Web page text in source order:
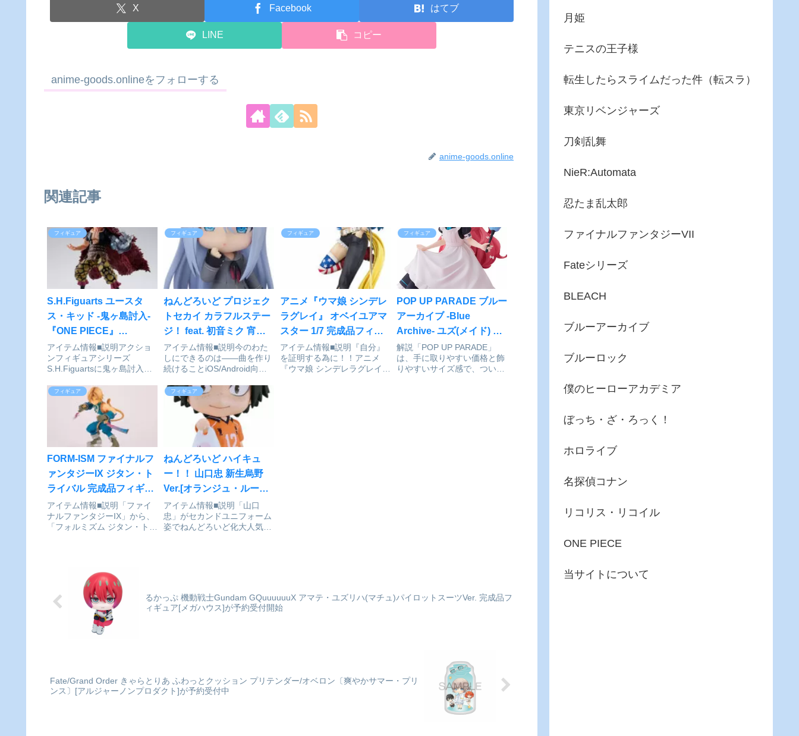
X Facebook はてブ
LINE コピー
anime-goods.onlineをフォローする
anime-goods.online
関連記事
フィギュア
S.H.Figuarts ユースタ
ス・キッド -鬼ヶ島討入-
『ONE PIECE』
[BANDAI SPIRITS]が予
約受付中
アイテム情報■説明アクショ
ンフィギュアシリーズ
S.H.Figuartsに鬼ヶ島討入衣
が登場！TVアニメ『ONE
PIECE』より「ユースタス・
キッド」が鬼ヶ島討入衣装で
S.H.Figuartsに登場！可動ギ
ミックを...
フィギュア
ねんどろいど プロジェク
トセカイ カラフルステー
ジ！ feat. 初音ミク 宵崎
奏[グッドスマイルカンパ
ニー]が予約受付中
アイテム情報■説明今のわた
しにできるのは――曲を作り
続けることiOS/Android向け
ム『プロジェクトセカイ カラ
フルステージ!feat.初音ミク』
より、『25時、ナイトコード
で。』の作曲担当「宵崎奏」
がねんどろ...
フィギュア
アニメ『ウマ娘 シンデレ
ラグレイ』 オベイユアマ
スター 1/7 完成品フィギ
ュア[ファット・カンパニ
ー]が予約受付中
アイテム情報■説明『自分』
を証明する為に！！アニメ
『ウマ娘 シンデレラグレイ」
フィギュア
POP UP PARADE ブルー
アーカイブ -Blue
Archive- ユズ(メイド) 完
成品フィギュア[グッドス
マイルカンパニー]が予約
受付開始
解説「POP UP PARADE」
は、手に取りやすい価格と飾
りやすいサイズ感で、つい集
フィギュア
FORM-ISM ファイナルフ
ァンタジーIX ジタン・ト
ライバル 完成品フィギュ
ア[スクウェア・エニック
ス]が予約受付中
アイテム情報■説明「ファイ
ナルファンタジーIX」から、
「フォルミズム ジタン・トラ
CO., LTD. All...
フィギュア
ねんどろいど ハイキュ
ー！！ 山口忠 新生烏野
Ver.[オランジュ・ルージ
ュ]が予約受付中
アイテム情報■説明「山口
忠」がセカンドユニフォーム
姿でねんどろいど化大人気バ
るかっぷ 機動戦士Gundam GQuuuuuuX アマテ・ユズリハ(マチュ)パイロットスーツVer. 完成品フ
ィギュア[メガハウス]が予約受付開始
Fate/Grand Order きゃらとりあ ふわっとクッション プリテンダー/オベロン〔爽やかサマー・プリ
ンス〕[アルジャーノンプロダクト]が予約受付中
月姫
テニスの王子様
転生したらスライムだった件（転スラ）
東京リベンジャーズ
刀剣乱舞
NieR:Automata
忍たま乱太郎
ファイナルファンタジーVII
Fateシリーズ
BLEACH
ブルーアーカイブ
ブルーロック
僕のヒーローアカデミア
ぼっち・ざ・ろっく！
ホロライブ
名探偵コナン
リコリス・リコイル
ONE PIECE
当サイトについて